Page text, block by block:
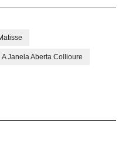
A Janela Aberta Collioure